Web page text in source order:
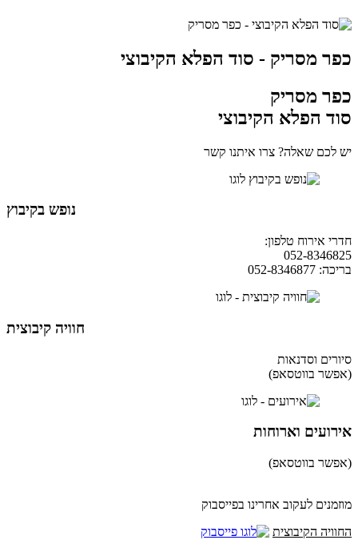
כפר מסריק - סוד הפלא הקיבוצי
כפר מסריק
סוד הפלא הקיבוצי
יש לכם שאלה? צרו איתנו קשר
נופש בקיבוץ
חדרי אירוח טלפון:
052-8346825
בריכה: 052-8346877
חוויה קיבוצית
סיורים וסדנאות
(אפשר בווטסאפ)
אירועים וארוחות
(אפשר בווטסאפ)
מוזמנים לעקוב אחרינו בפייסבוק
החוויה הקיבוצית